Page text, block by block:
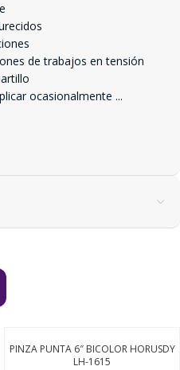
de trabajos en tensión
ocasionalmente ...
PINZA PUNTA 6″ BICOLOR HORUSDY
LH-1615